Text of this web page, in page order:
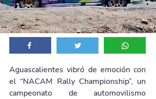
Aguascalientes vibró de emoción con
el “NACAM Rally Championship”, un
campeonato de automovilismo